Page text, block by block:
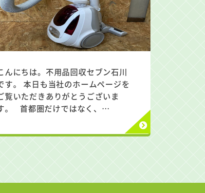
んにちは。不用品回収セブン石川
す。 本日も当社のホームページを
覧いただきありがとうございま
。 首都圏だけではなく、…